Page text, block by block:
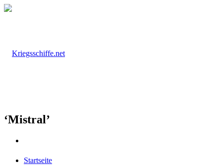
Startseite
‘Mistral’